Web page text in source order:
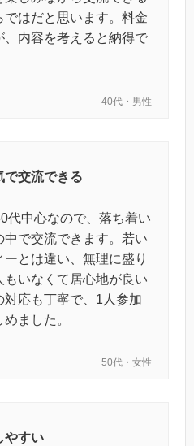
はだと思います。料金
、内容を考えると納得で
40代・男性
で交流できる
代中心なので、落ち着い
中で交流できます。若い
ーとは違い、無理に盛り
もいなくて居心地が良い
対応も丁寧で、1人参加
ました。
50代・女性
やすい